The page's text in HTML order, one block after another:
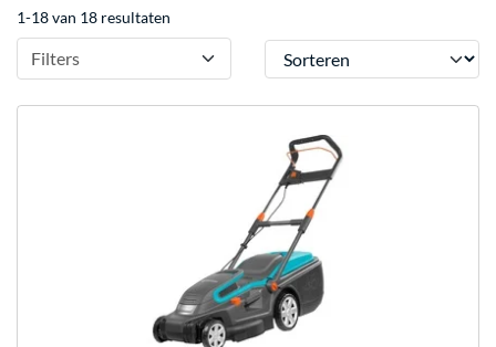
1-18 van 18 resultaten
Filters Sorteren